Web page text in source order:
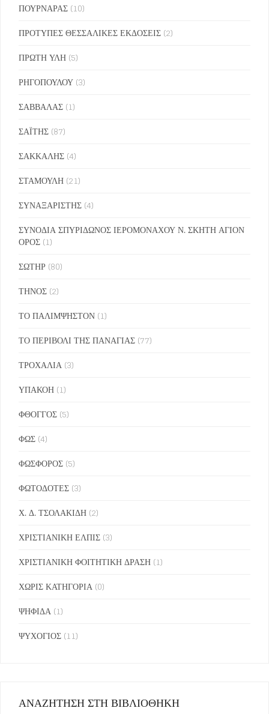
ΠΟΥΡΝΑΡΑΣ (10)
ΠΡΟΤΥΠΕΣ ΘΕΣΣΑΛΙΚΕΣ ΕΚΔΟΣΕΙΣ (2)
ΠΡΩΤΗ ΥΛΗ (5)
ΡΗΓΟΠΟΥΛΟΥ (3)
ΣΑΒΒΑΛΑΣ (1)
ΣΑΪΤΗΣ (87)
ΣΑΚΚΑΛΗΣ (4)
ΣΤΑΜΟΥΛΗ (21)
ΣΥΝΑΞΑΡΙΣΤΗΣ (4)
ΣΥΝΟΔΙΑ ΣΠΥΡΙΔΩΝΟΣ ΙΕΡΟΜΟΝΑΧΟΥ Ν. ΣΚΗΤΗ ΑΓΙΟΝ
ΟΡΟΣ (1)
ΣΩΤΗΡ (80)
ΤΗΝΟΣ (2)
ΤΟ ΠΑΛΙΜΨΗΣΤΟΝ (1)
ΤΟ ΠΕΡΙΒΟΛΙ ΤΗΣ ΠΑΝΑΓΙΑΣ (77)
ΤΡΟΧΑΛΙΑ (3)
ΥΠΑΚΟΗ (1)
ΦΘΟΓΓΟΣ (5)
ΦΩΣ (4)
ΦΩΣΦΟΡΟΣ (5)
ΦΩΤΟΔΟΤΕΣ (3)
Χ. Δ. ΤΣΟΛΑΚΙΔΗ (2)
ΧΡΙΣΤΙΑΝΙΚΗ ΕΛΠΙΣ (3)
ΧΡΙΣΤΙΑΝΙΚΗ ΦΟΙΤΗΤΙΚΗ ΔΡΑΣΗ (1)
ΧΩΡΙΣ ΚΑΤΗΓΟΡΙΑ (0)
ΨΗΦΙΔΑ (1)
ΨΥΧΟΓΙΟΣ (11)
ΑΝΑΖΗΤΗΣΗ ΣΤΗ ΒΙΒΛΙΟΘΗΚΗ